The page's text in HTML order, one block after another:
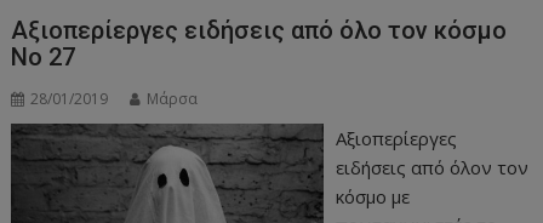
Αξιοπερίεργες ειδήσεις από όλο τον κόσμο
Νο 27
28/01/2019 Μάρσα
Αξιοπερίεργες
ειδήσεις από όλον τον
κόσμο με